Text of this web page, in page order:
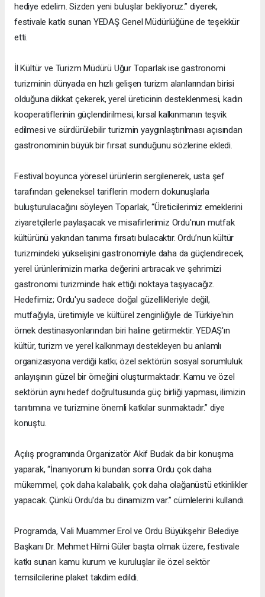
hediye edelim. Sizden yeni buluşlar bekliyoruz.” diyerek,
festivale katkı sunan YEDAŞ Genel Müdürlüğüne de teşekkür
etti.
İl Kültür ve Turizm Müdürü Uğur Toparlak ise gastronomi
turizminin dünyada en hızlı gelişen turizm alanlarından birisi
olduğuna dikkat çekerek, yerel üreticinin desteklenmesi, kadın
kooperatiflerinin güçlendirilmesi, kırsal kalkınmanın teşvik
edilmesi ve sürdürülebilir turizmin yaygınlaştırılması açısından
gastronominin büyük bir fırsat sunduğunu sözlerine ekledi.
Festival boyunca yöresel ürünlerin sergilenerek, usta şef
tarafından geleneksel tariflerin modern dokunuşlarla
buluşturulacağını söyleyen Toparlak, “Üreticilerimiz emeklerini
ziyaretçilerle paylaşacak ve misafirlerimiz Ordu'nun mutfak
kültürünü yakından tanıma fırsatı bulacaktır. Ordu’nun kültür
turizmindeki yükselişini gastronomiyle daha da güçlendirecek,
yerel ürünlerimizin marka değerini artıracak ve şehrimizi
gastronomi turizminde hak ettiği noktaya taşıyacağız.
Hedefimiz; Ordu'yu sadece doğal güzellikleriyle değil,
mutfağıyla, üretimiyle ve kültürel zenginliğiyle de Türkiye'nin
örnek destinasyonlarından biri haline getirmektir. YEDAŞ'ın
kültür, turizm ve yerel kalkınmayı destekleyen bu anlamlı
organizasyona verdiği katkı; özel sektörün sosyal sorumluluk
anlayışının güzel bir örneğini oluşturmaktadır. Kamu ve özel
sektörün aynı hedef doğrultusunda güç birliği yapması, ilimizin
tanıtımına ve turizmine önemli katkılar sunmaktadır.” diye
konuştu.
Açılış programında Organizatör Akif Budak da bir konuşma
yaparak, “İnanıyorum ki bundan sonra Ordu çok daha
mükemmel, çok daha kalabalık, çok daha olağanüstü etkinlikler
yapacak. Çünkü Ordu'da bu dinamizm var.” cümlelerini kullandı.
Programda, Vali Muammer Erol ve Ordu Büyükşehir Belediye
Başkanı Dr. Mehmet Hilmi Güler başta olmak üzere, festivale
katkı sunan kamu kurum ve kuruluşlar ile özel sektör
temsilcilerine plaket takdim edildi.